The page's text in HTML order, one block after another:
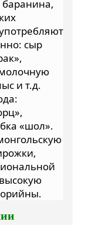
баранина,
сыр
и т.д.
«шол».